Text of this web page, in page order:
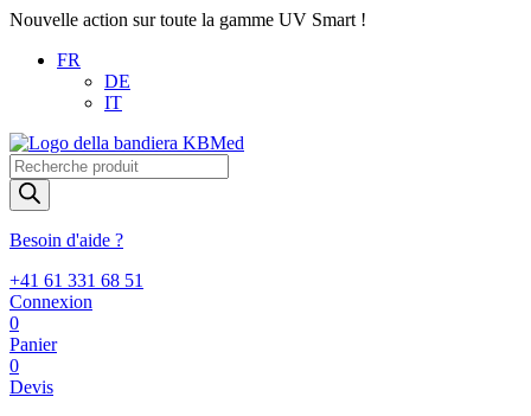
Nouvelle action sur toute la gamme UV Smart !
FR
DE
IT
Recherche
de
produits
Besoin d'aide ?
+41 61 331 68 51
Connexion
0
Panier
0
Devis